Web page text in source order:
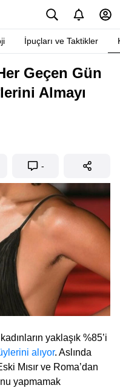
İpuçları ve Taktikler
Geçen Gün
Almayı
-
yaklaşık %85’i
alıyor. Aslında
Mısır ve Roma’dan
yapmamak